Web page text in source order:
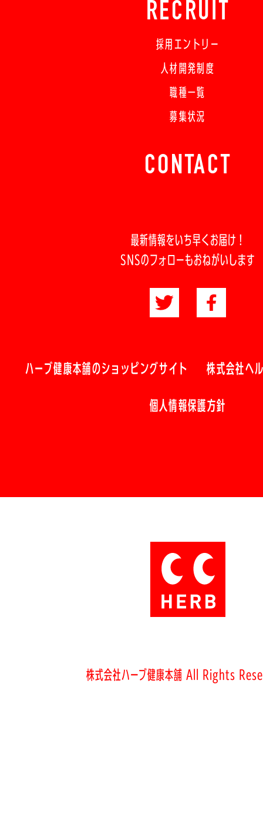
RECRUIT
採用エントリー
人材開発制度
職種一覧
募集状況
CONTACT
最新情報をいち早くお届け！
SNSのフォローもおねがいします
ハーブ健康本舗のショッピングサイト 株式会社ヘ
個人情報保護方針
株式会社ハーブ健康本舗 All Rights